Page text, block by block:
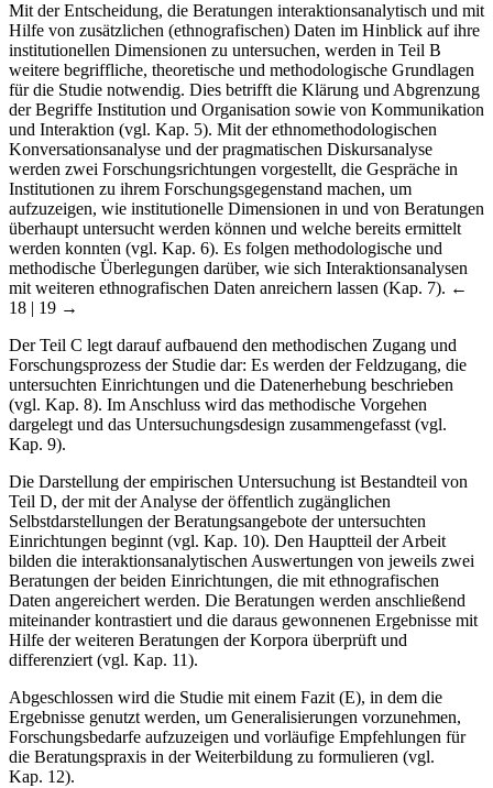
Mit der Entscheidung, die Beratungen interaktionsanalytisch und mit
Hilfe von zusätzlichen (ethnografischen) Daten im Hinblick auf ihre
institutionellen Dimensionen zu untersuchen, werden in Teil B
weitere begriffliche, theoretische und methodologische Grundlagen
für die Studie notwendig. Dies betrifft die Klärung und Abgrenzung
der Begriffe Institution und Organisation sowie von Kommunikation
und Interaktion (vgl. Kap. 5). Mit der ethnomethodologischen
Konversationsanalyse und der pragmatischen Diskursanalyse
werden zwei Forschungsrichtungen vorgestellt, die Gespräche in
Institutionen zu ihrem Forschungsgegenstand machen, um
aufzuzeigen, wie institutionelle Dimensionen in und von Beratungen
überhaupt untersucht werden können und welche bereits ermittelt
werden konnten (vgl. Kap. 6). Es folgen methodologische und
methodische Überlegungen darüber, wie sich Interaktionsanalysen
mit weiteren ethnografischen Daten anreichern lassen (Kap. 7). ←
18 | 19 →
Der Teil C legt darauf aufbauend den methodischen Zugang und
Forschungsprozess der Studie dar: Es werden der Feldzugang, die
untersuchten Einrichtungen und die Datenerhebung beschrieben
(vgl. Kap. 8). Im Anschluss wird das methodische Vorgehen
dargelegt und das Untersuchungsdesign zusammengefasst (vgl.
Kap. 9).
Die Darstellung der empirischen Untersuchung ist Bestandteil von
Teil D, der mit der Analyse der öffentlich zugänglichen
Selbstdarstellungen der Beratungsangebote der untersuchten
Einrichtungen beginnt (vgl. Kap. 10). Den Hauptteil der Arbeit
bilden die interaktionsanalytischen Auswertungen von jeweils zwei
Beratungen der beiden Einrichtungen, die mit ethnografischen
Daten angereichert werden. Die Beratungen werden anschließend
miteinander kontrastiert und die daraus gewonnenen Ergebnisse mit
Hilfe der weiteren Beratungen der Korpora überprüft und
differenziert (vgl. Kap. 11).
Abgeschlossen wird die Studie mit einem Fazit (E), in dem die
Ergebnisse genutzt werden, um Generalisierungen vorzunehmen,
Forschungsbedarfe aufzuzeigen und vorläufige Empfehlungen für
die Beratungspraxis in der Weiterbildung zu formulieren (vgl.
Kap. 12).